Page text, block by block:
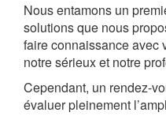
Nous entamons un
solutions que nous
faire connaissance avec
notre sérieux et notre
Cependant, un rendez-
évaluer pleinement